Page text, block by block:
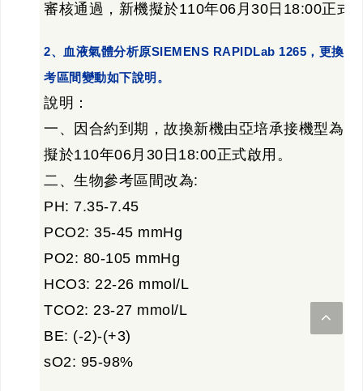
審核通過，新機擬於110年06月30日18:00正式
2、血液氣體分析原SIEMENS RAPIDLab 1265，更換
考區間變動如下說明。
說明：
一、因合約到期，故換新機由亞培承接機型為i-
擬於110年06月30日18:00正式啟用。
二、生物參考區間改為:
PH: 7.35-7.45
PCO2: 35-45 mmHg
PO2: 80-105 mmHg
HCO3: 22-26 mmol/L
TCO2: 23-27 mmol/L
BE: (-2)-(+3)
sO2: 95-98%